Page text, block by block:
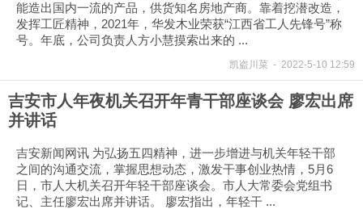
能造出国内一流的产品，供货知名房地产商。靠着挖潜改造，
发挥工匠精神，2021年，华发木业荣获“江西省工人先锋号”称
号。年底，公司负责人方小慧摸索出来的 ...
凯盗川菜 - 2022-5-10 12:59
吉安市人年夜机关召开年青干部座谈会 廖宏出席
并讲话
吉安新闻网讯 为弘扬五四精神，进一步增进与机关年轻干部
之间的沟通交流，掌握思想动态，激发干事创业热情，5月6
日，市人大机关召开年轻干部座谈会。市人大常委会党组书
记、主任廖宏出席并讲话。 廖宏指出，年轻干 ...